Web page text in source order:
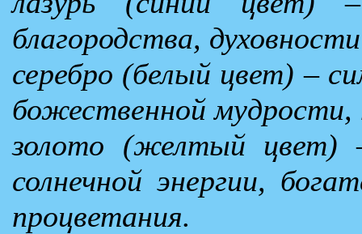
благородства,
серебро (белый цвет) –
божественной мудрости,
золото (желтый цвет)
солнечной энергии,
процветания.